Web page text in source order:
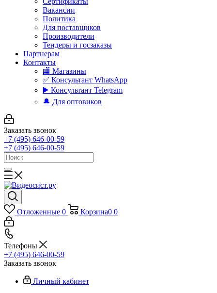
Вакансии
Политика
Для поставщиков
Производители
Тендеры и госзаказы
Партнерам
Контакты
🏬 Магазины
✅️ Консультант WhatsApp
▶️ Консультант Telegram
🔔 Для оптовиков
Заказать звонок
+7 (495) 646-00-59
+7 (495) 646-00-59
Отложенные 0 Корзина0 0
Телефоны
+7 (495) 646-00-59
Заказать звонок
Личный кабинет